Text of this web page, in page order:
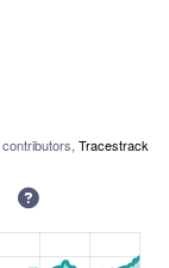
contributors, Tracestrack
Deze